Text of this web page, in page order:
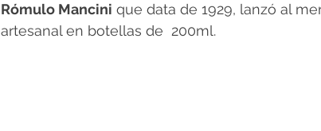
Rómulo Mancini que data de 1929, lanzó al
artesanal en botellas de  200ml.